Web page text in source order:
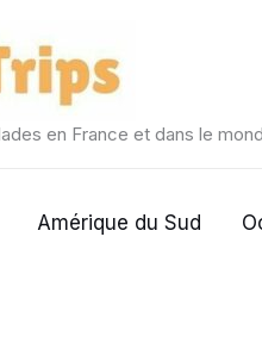
en France et dans le
Amérique du Sud